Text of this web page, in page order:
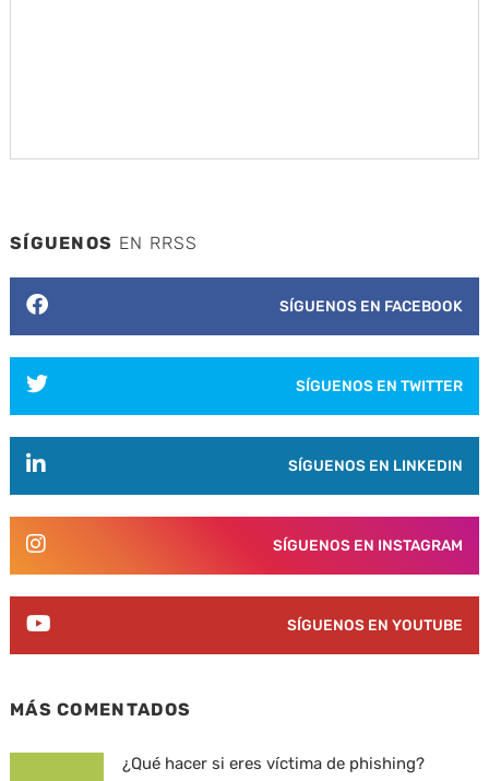
SÍGUENOS EN RRSS
SÍGUENOS EN FACEBOOK
SÍGUENOS EN TWITTER
SÍGUENOS EN LINKEDIN
SÍGUENOS EN INSTAGRAM
SÍGUENOS EN YOUTUBE
MÁS COMENTADOS
¿Qué hacer si eres víctima de phishing?